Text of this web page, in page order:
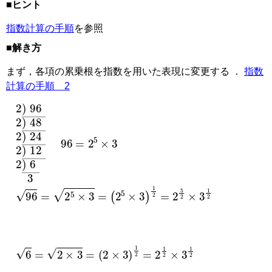
■ヒント
指数計算の手順を参照
■解き方
まず，各項の累乗根を指数を用いた表現に変更する ． 指数
計算の手順 2
2)
96
¯2 )
48
¯2 )
24
¯2 )
12
¯2 )
6 ¯
3 96 5×
96=2 3=(25×3 2=2 2× 3
=2 =(2×3) =2 ×31